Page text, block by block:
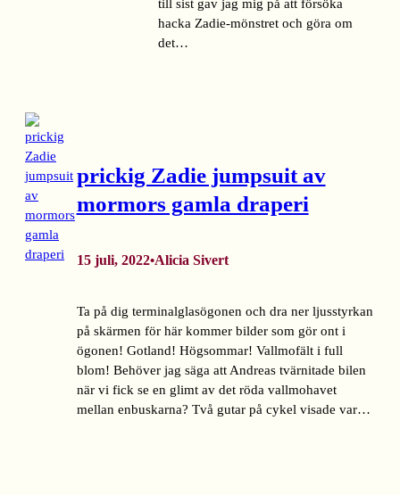
till sist gav jag mig på att försöka
hacka Zadie-mönstret och göra om
det…
prickig Zadie jumpsuit av
mormors gamla draperi
15 juli, 2022•Alicia Sivert
Ta på dig terminalglasögonen och dra ner ljusstyrkan
på skärmen för här kommer bilder som gör ont i
ögonen! Gotland! Högsommar! Vallmofält i full
blom! Behöver jag säga att Andreas tvärnitade bilen
när vi fick se en glimt av det röda vallmohavet
mellan enbuskarna? Två gutar på cykel visade var…